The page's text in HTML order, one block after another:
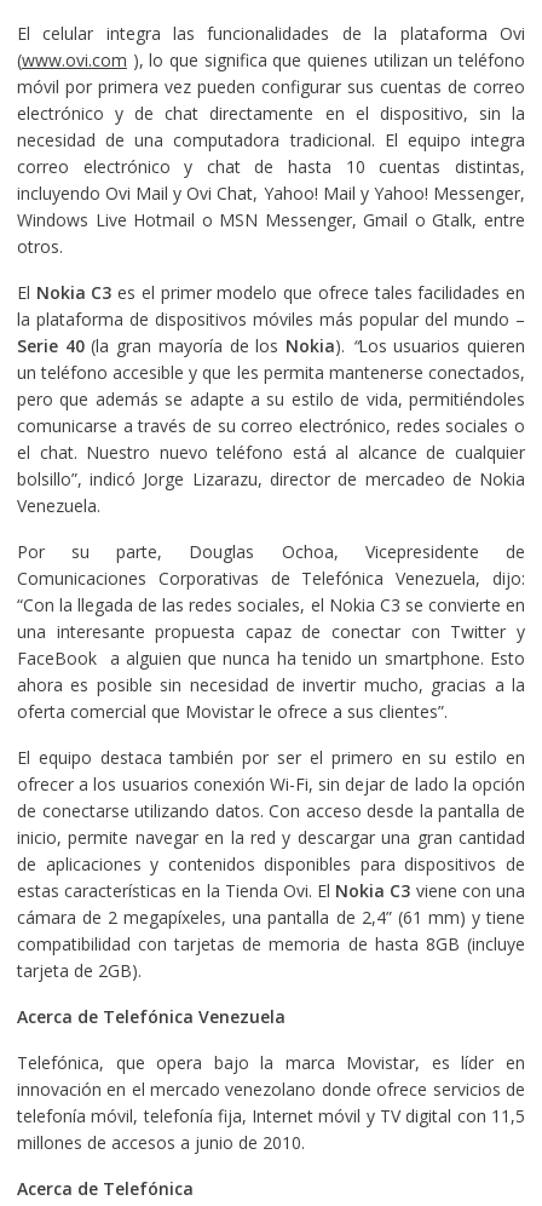
El celular integra las funcionalidades de la plataforma Ovi
(www.ovi.com ), lo que significa que quienes utilizan un teléfono
móvil por primera vez pueden configurar sus cuentas de correo
electrónico y de chat directamente en el dispositivo, sin la
necesidad de una computadora tradicional. El equipo integra
correo electrónico y chat de hasta 10 cuentas distintas,
incluyendo Ovi Mail y Ovi Chat, Yahoo! Mail y Yahoo! Messenger,
Windows Live Hotmail o MSN Messenger, Gmail o Gtalk, entre
otros.
El Nokia C3 es el primer modelo que ofrece tales facilidades en
la plataforma de dispositivos móviles más popular del mundo –
Serie 40(la gran mayoría de los Nokia). “Los usuarios quieren
un teléfono accesible y que les permita mantenerse conectados,
pero que además se adapte a su estilo de vida, permitiéndoles
comunicarse a través de su correo electrónico, redes sociales o
el chat. Nuestro nuevo teléfono está al alcance de cualquier
bolsillo”, indicó Jorge Lizarazu, director de mercadeo de Nokia
Venezuela.
Por su parte, Douglas Ochoa, Vicepresidente de
Comunicaciones Corporativas de Telefónica Venezuela, dijo:
“Con la llegada de las redes sociales, el Nokia C3 se convierte en
una interesante propuesta capaz de conectar con Twitter y
FaceBook a alguien que nunca ha tenido un smartphone. Esto
ahora es posible sin necesidad de invertir mucho, gracias a la
oferta comercial que Movistar le ofrece a sus clientes”.
El equipo destaca también por ser el primero en su estilo en
ofrecer a los usuarios conexión Wi-Fi, sin dejar de lado la opción
de conectarse utilizando datos. Con acceso desde la pantalla de
inicio, permite navegar en la red y descargar una gran cantidad
de aplicaciones y contenidos disponibles para dispositivos de
estas características en la Tienda Ovi. El Nokia C3 viene con una
cámara de 2 megapíxeles, una pantalla de 2,4” (61 mm) y tiene
compatibilidad con tarjetas de memoria de hasta 8GB (incluye
tarjeta de 2GB).
Acerca de Telefónica Venezuela
Telefónica, que opera bajo la marca Movistar, es líder en
innovación en el mercado venezolano donde ofrece servicios de
telefonía móvil, telefonía fija, Internet móvil y TV digital con 11,5
millones de accesos a junio de 2010.
Acerca de Telefónica